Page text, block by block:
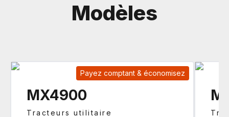
Modèles
Payez comptant & économisez
MX4900
Tracteurs utilitaire